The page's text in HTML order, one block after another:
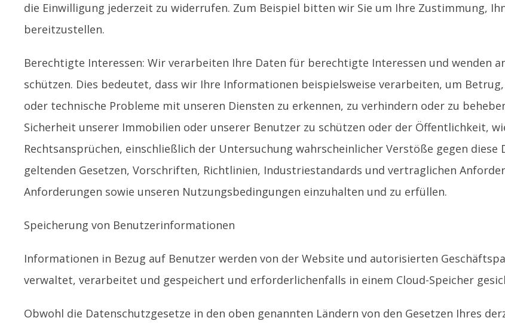
die Einwilligung jederzeit zu widerrufen. Zum Beispiel bitten wir Sie um Ihre Zustimmung,
bereitzustellen.
Berechtigte Interessen: Wir verarbeiten Ihre Daten für berechtigte Interessen und wenden
schützen. Dies bedeutet, dass wir Ihre Informationen beispielsweise verarbeiten, um
oder technische Probleme mit unseren Diensten zu erkennen, zu verhindern oder zu
Sicherheit unserer Immobilien oder unserer Benutzer zu schützen oder der Öffentlichkeit,
Rechtsansprüchen, einschließlich der Untersuchung wahrscheinlicher Verstöße gegen
geltenden Gesetzen, Vorschriften, Richtlinien, Industriestandards und vertraglichen
Anforderungen sowie unseren Nutzungsbedingungen einzuhalten und zu erfüllen.
Speicherung von Benutzerinformationen
Informationen in Bezug auf Benutzer werden von der Website und autorisierten
verwaltet, verarbeitet und gespeichert und erforderlichenfalls in einem Cloud-Speicher
Obwohl die Datenschutzgesetze in den oben genannten Ländern von den Gesetzen Ihres